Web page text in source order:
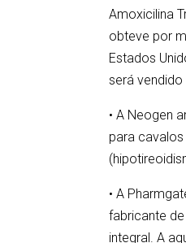
Amoxicilina
obteve por
Estados
será
• A Neogen
para
• A
fabricante
integral. A